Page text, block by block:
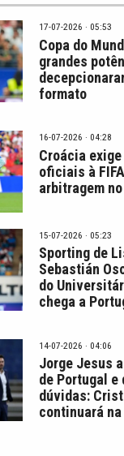
17-07-2026 · 05:53
Copa do
grandes
formato
16-07-2026 · 04:28
Croácia
oficiais à
arbitragem
15-07-2026 · 05:23
Sporting de
Sebastián
do
chega a
14-07-2026 · 04:06
Jorge Jesus
de Portugal e
dúvidas:
continuará